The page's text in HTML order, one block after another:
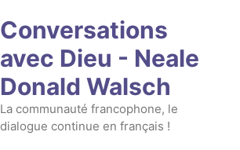
Conversations
avec Dieu - Neale
Donald Walsch
La communauté francophone, le
dialogue continue en français !